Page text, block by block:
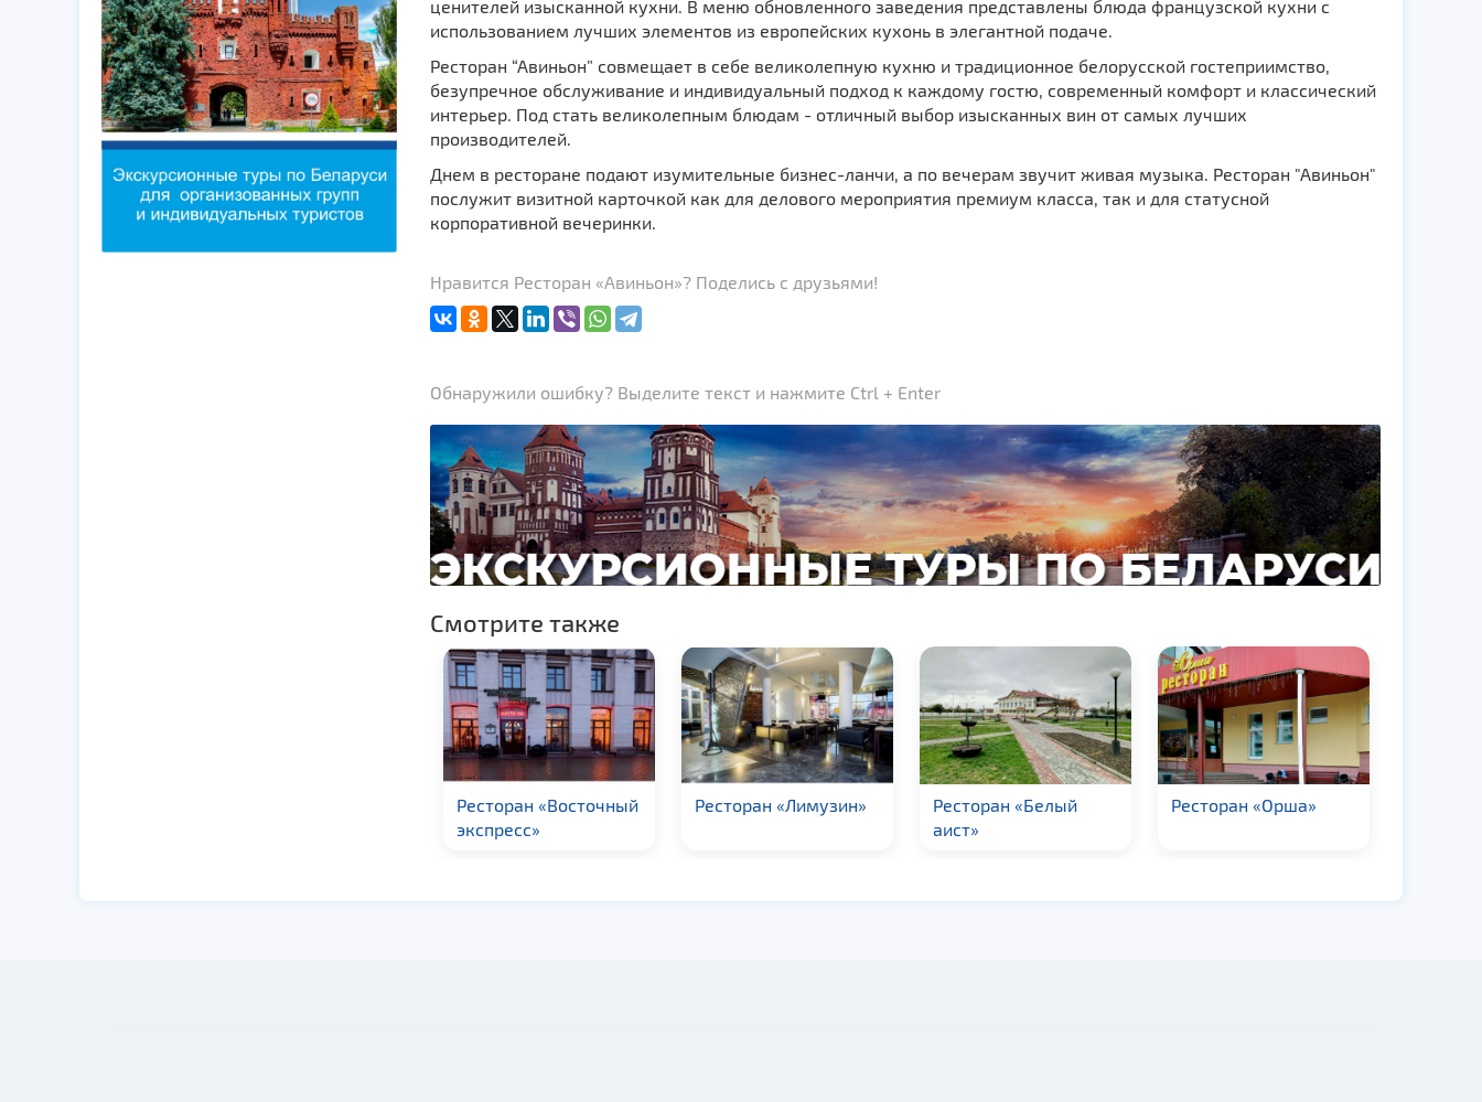
ценителей изысканной кухни. В меню обновленного заведения представлены блюда французской кухни с
использованием лучших элементов из европейских кухонь в элегантной подаче.
Ресторан “Авиньон” совмещает в себе великолепную кухню и традиционное белорусской гостеприимство,
безупречное обслуживание и индивидуальный подход к каждому гостю, современный комфорт и классический
интерьер. Под стать великолепным блюдам - отличный выбор изысканных вин от самых лучших
производителей.
Днем в ресторане подают изумительные бизнес-ланчи, а по вечерам звучит живая музыка. Ресторан "Авиньон"
послужит визитной карточкой как для делового мероприятия премиум класса, так и для статусной
корпоративной вечеринки.
Нравится Ресторан «Авиньон»? Поделись с друзьями!
Обнаружили ошибку? Выделите текст и нажмите Ctrl + Enter
Смотрите также
Ресторан «Восточный
экспресс»
Ресторан «Лимузин»
Ресторан «Белый
аист»
Ресторан «Орша»